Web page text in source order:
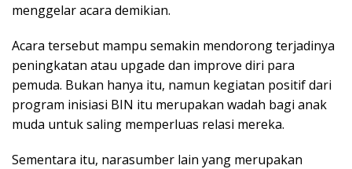
menggelar acara demikian.
Acara tersebut mampu semakin mendorong terjadinya
peningkatan atau upgade dan improve diri para
pemuda. Bukan hanya itu, namun kegiatan positif dari
program inisiasi BIN itu merupakan wadah bagi anak
muda untuk saling memperluas relasi mereka.
Sementara itu, narasumber lain yang merupakan